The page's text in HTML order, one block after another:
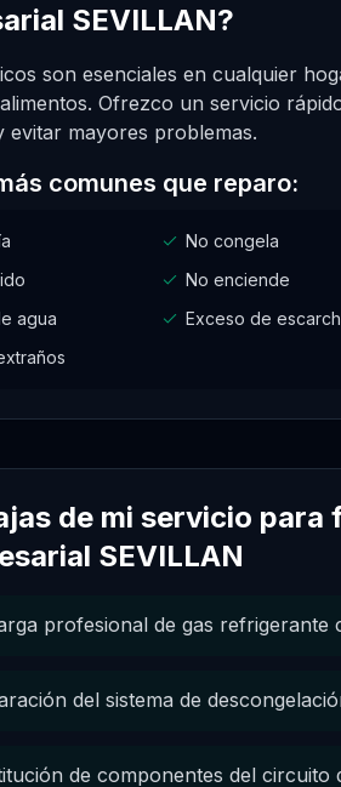
SEVILLAN?
son esenciales en cualquier
Ofrezco un servicio
evitar mayores problemas.
comunes que reparo:
No congela
No enciende
agua
Exceso de
de mi servicio para
SEVILLAN
profesional de gas refrigerante
del sistema de
de componentes del circuito